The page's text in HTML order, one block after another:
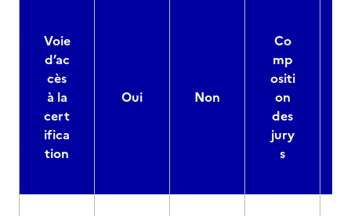
Voie
d’ac
cès
à la
cert
ifica
tion
Oui Non
Co
mp
ositi
on
des
jury
s